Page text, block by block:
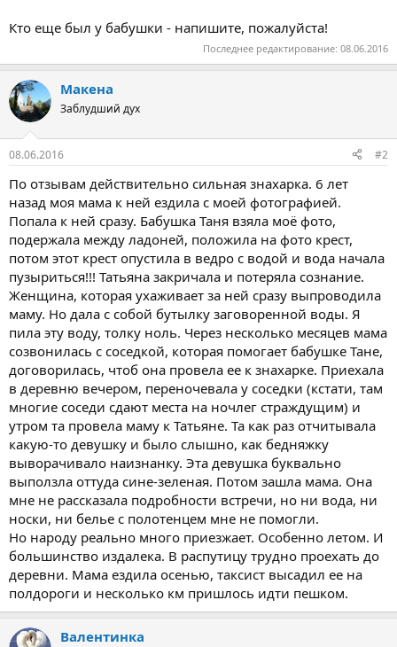
Кто еще был у бабушки - напишите, пожалуйста!
Последнее редактирование: 08.06.2016
Макена
Заблудший дух
08.06.2016 #2
По отзывам действительно сильная знахарка. 6 лет
назад моя мама к ней ездила с моей фотографией.
Попала к ней сразу. Бабушка Таня взяла моё фото,
подержала между ладоней, положила на фото крест,
потом этот крест опустила в ведро с водой и вода начала
пузыриться!!! Татьяна закричала и потеряла сознание.
Женщина, которая ухаживает за ней сразу выпроводила
маму. Но дала с собой бутылку заговоренной воды. Я
пила эту воду, толку ноль. Через несколько месяцев мама
созвонилась с соседкой, которая помогает бабушке Тане,
договорилась, чтоб она провела ее к знахарке. Приехала
в деревню вечером, переночевала у соседки (кстати, там
многие соседи сдают места на ночлег страждущим) и
утром та провела маму к Татьяне. Та как раз отчитывала
какую-то девушку и было слышно, как бедняжку
выворачивало наизнанку. Эта девушка буквально
выползла оттуда сине-зеленая. Потом зашла мама. Она
мне не рассказала подробности встречи, но ни вода, ни
носки, ни белье с полотенцем мне не помогли.
Но народу реально много приезжает. Особенно летом. И
большинство издалека. В распутицу трудно проехать до
деревни. Мама ездила осенью, таксист высадил ее на
полдороги и несколько км пришлось идти пешком.
Валентинка